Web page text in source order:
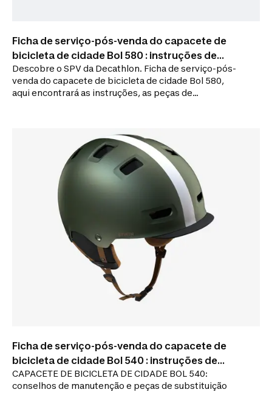
Ficha de serviço-pós-venda do capacete de
bicicleta de cidade Bol 580 : instruções de
utilização, reparação
Descobre o SPV da Decathlon. Ficha de serviço-pós-
venda do capacete de bicicleta de cidade Bol 580,
aqui encontrará as instruções, as peças de
peças de substituição
Ficha de serviço-pós-venda do capacete de
bicicleta de cidade Bol 540 : instruções de
utilização, reparação
CAPACETE DE BICICLETA DE CIDADE BOL 540:
conselhos de manutenção e peças de substituição